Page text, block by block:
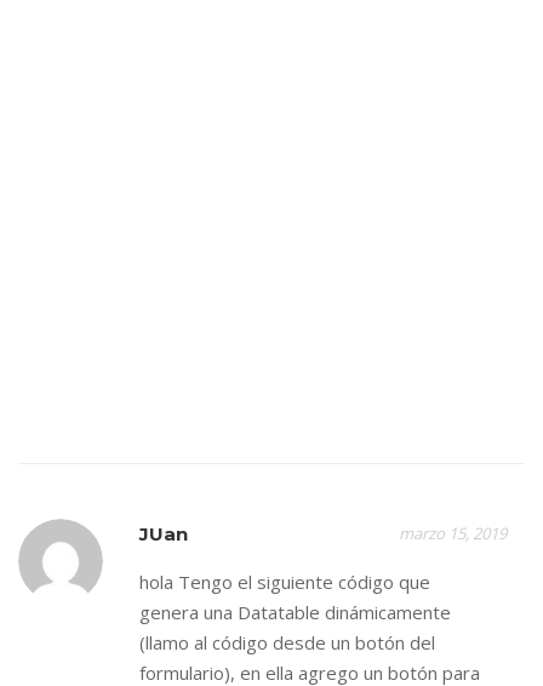
JUan marzo 15, 2019
hola Tengo el siguiente código que
genera una Datatable dinámicamente
(llamo al código desde un botón del
formulario), en ella agrego un botón para